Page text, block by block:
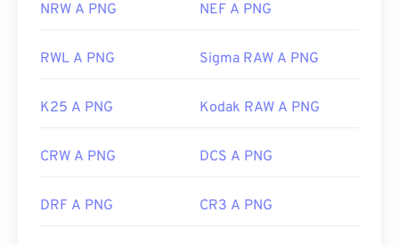
NRW A PNG NEF A PNG
RWL A PNG Sigma RAW A PNG
K25 A PNG Kodak RAW A PNG
CRW A PNG DCS A PNG
DRF A PNG CR3 A PNG